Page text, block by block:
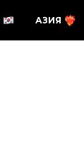
АЗИЯ